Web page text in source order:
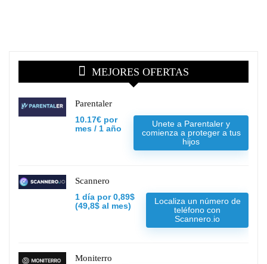
MEJORES OFERTAS
Parentaler
10.17€ por
mes / 1 año
Unete a Parentaler y
comienza a proteger a tus
hijos
Scannero
1 día por 0,89$
(49,8$ al mes)
Localiza un número de
teléfono con
Scannero.io
Moniterro